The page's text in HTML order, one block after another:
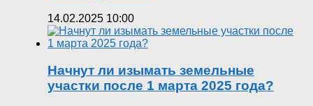
14.02.2025 10:00
Начнут ли изымать земельные
участки после 1 марта 2025 года?